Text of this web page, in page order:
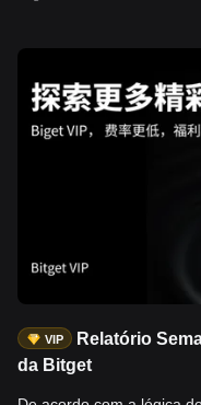
mundo. A IEA classificou
história"; - O mercado de
-2,4%, US2000 -2,9%; -
prata -8,7%; - O
em meio à busca por
Tanto o fluxo de capital
stablecoins indicam que
Os usuários podem
spot e de futuros do
ações e cripto, entre
VIP
Relatório
da Bitget